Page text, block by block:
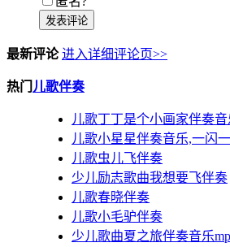
发表评论
最新评论 进入详细评论页>>
热门 儿歌伴奏
儿歌丁丁是个小画家伴奏音
儿歌小星星伴奏音乐,一闪
儿歌虫儿飞伴奏
少儿励志歌曲我想要飞伴奏
儿歌春晓伴奏
儿歌小毛驴伴奏
少儿歌曲夏之旅伴奏音乐